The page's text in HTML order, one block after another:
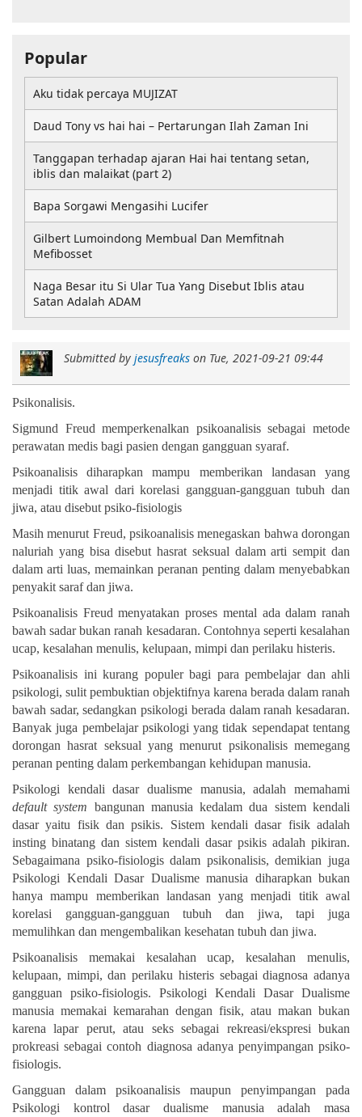
Submitted by jesusfreaks on Tue, 2021-09-21 09:44
Psikonalisis.
Sigmund Freud memperkenalkan psikoanalisis sebagai metode
perawatan medis bagi pasien dengan gangguan syaraf.
Psikoanalisis diharapkan mampu memberikan landasan yang
menjadi titik awal dari korelasi gangguan-gangguan tubuh dan
jiwa, atau disebut psiko-fisiologis
Masih menurut Freud, psikoanalisis menegaskan bahwa dorongan
naluriah yang bisa disebut hasrat seksual dalam arti sempit dan
dalam arti luas, memainkan peranan penting dalam menyebabkan
penyakit saraf dan jiwa.
Psikoanalisis Freud menyatakan proses mental ada dalam ranah
bawah sadar bukan ranah kesadaran. Contohnya seperti kesalahan
ucap, kesalahan menulis, kelupaan, mimpi dan perilaku histeris.
Psikoanalisis ini kurang populer bagi para pembelajar dan ahli
psikologi, sulit pembuktian objektifnya karena berada dalam ranah
bawah sadar, sedangkan psikologi berada dalam ranah kesadaran.
Banyak juga pembelajar psikologi yang tidak sependapat tentang
dorongan hasrat seksual yang menurut psikonalisis memegang
peranan penting dalam perkembangan kehidupan manusia.
Psikologi kendali dasar dualisme manusia, adalah memahami
default system bangunan manusia kedalam dua sistem kendali
dasar yaitu fisik dan psikis. Sistem kendali dasar fisik adalah
insting binatang dan sistem kendali dasar psikis adalah pikiran.
Sebagaimana psiko-fisiologis dalam psikonalisis, demikian juga
Psikologi Kendali Dasar Dualisme manusia diharapkan bukan
hanya mampu memberikan landasan yang menjadi titik awal
korelasi gangguan-gangguan tubuh dan jiwa, tapi juga
memulihkan dan mengembalikan kesehatan tubuh dan jiwa.
Psikoanalisis memakai kesalahan ucap, kesalahan menulis,
kelupaan, mimpi, dan perilaku histeris sebagai diagnosa adanya
gangguan psiko-fisiologis. Psikologi Kendali Dasar Dualisme
manusia memakai kemarahan dengan fisik, atau makan bukan
karena lapar perut, atau seks sebagai rekreasi/ekspresi bukan
prokreasi sebagai contoh diagnosa adanya penyimpangan psiko-
fisiologis.
Gangguan dalam psikoanalisis maupun penyimpangan pada
Psikologi kontrol dasar dualisme manusia adalah masa
Popular
Aku tidak percaya MUJIZAT
Daud Tony vs hai hai – Pertarungan Ilah Zaman Ini
Tanggapan terhadap ajaran Hai hai tentang setan,
iblis dan malaikat (part 2)
Bapa Sorgawi Mengasihi Lucifer
Gilbert Lumoindong Membual Dan Memfitnah
Mefibosset
Naga Besar itu Si Ular Tua Yang Disebut Iblis atau
Satan Adalah ADAM